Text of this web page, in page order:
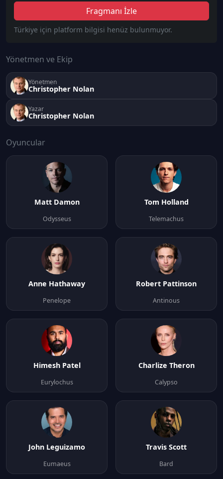
Fragmanı İzle
Türkiye için platform bilgisi henüz bulunmuyor.
Yönetmen ve Ekip
Yönetmen
Christopher Nolan
Yazar
Christopher Nolan
Oyuncular
Matt Damon
Odysseus
Tom Holland
Telemachus
Anne Hathaway
Penelope
Robert Pattinson
Antinous
Himesh Patel
Eurylochus
Charlize Theron
Calypso
John Leguizamo
Eumaeus
Travis Scott
Bard